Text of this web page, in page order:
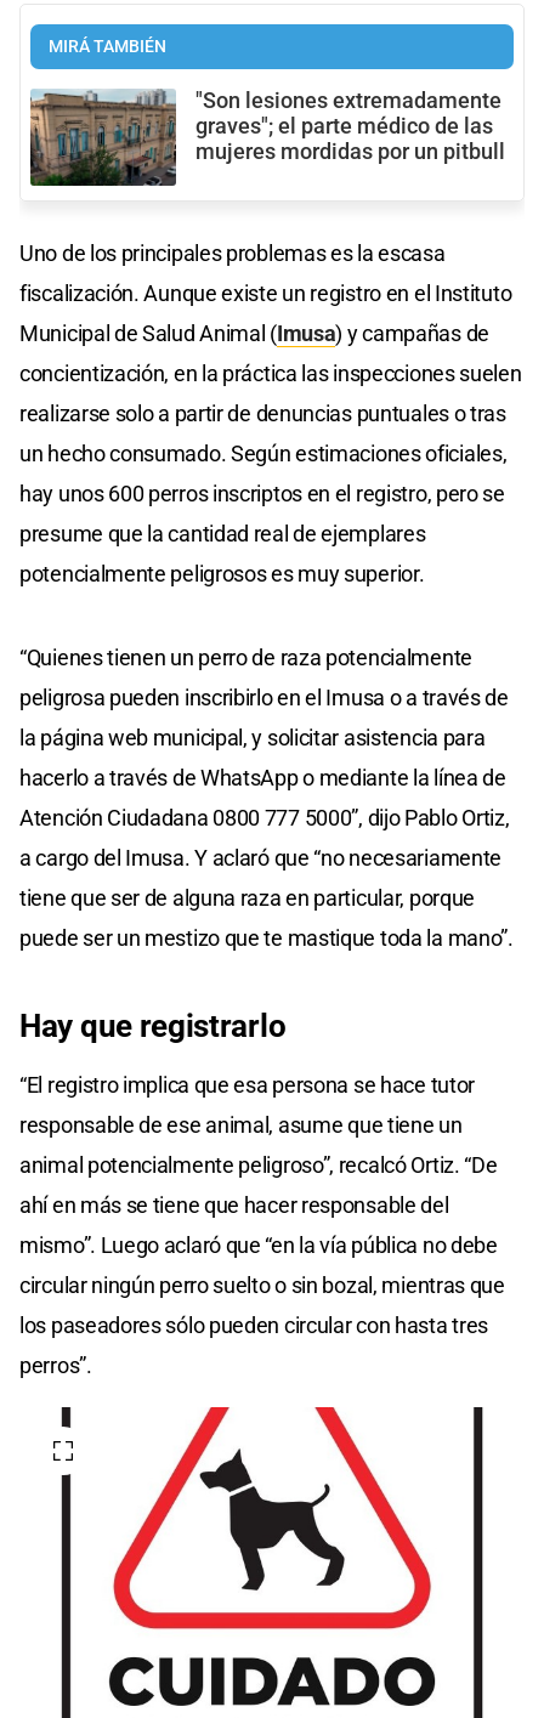
MIRÁ TAMBIÉN
"Son lesiones extremadamente
graves"; el parte médico de las
mujeres mordidas por un pitbull
Uno de los principales problemas es la escasa
fiscalización. Aunque existe un registro en el Instituto
Municipal de Salud Animal (Imusa) y campañas de
concientización, en la práctica las inspecciones suelen
realizarse solo a partir de denuncias puntuales o tras
un hecho consumado. Según estimaciones oficiales,
hay unos 600 perros inscriptos en el registro, pero se
presume que la cantidad real de ejemplares
potencialmente peligrosos es muy superior.
“Quienes tienen un perro de raza potencialmente
peligrosa pueden inscribirlo en el Imusa o a través de
la página web municipal, y solicitar asistencia para
hacerlo a través de WhatsApp o mediante la línea de
Atención Ciudadana 0800 777 5000”, dijo Pablo Ortiz,
a cargo del Imusa. Y aclaró que “no necesariamente
tiene que ser de alguna raza en particular, porque
puede ser un mestizo que te mastique toda la mano”.
Hay que registrarlo
“El registro implica que esa persona se hace tutor
responsable de ese animal, asume que tiene un
animal potencialmente peligroso”, recalcó Ortiz. “De
ahí en más se tiene que hacer responsable del
mismo”. Luego aclaró que “en la vía pública no debe
circular ningún perro suelto o sin bozal, mientras que
los paseadores sólo pueden circular con hasta tres
perros”.